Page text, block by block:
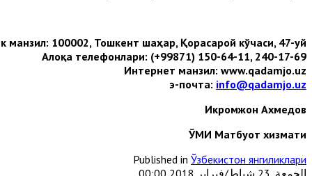
манзил: 100002, Тошкент шаҳар, Қорасарой кўчаси, 47-уй.
Алоқа телефонлари: (+99871) 150-64-11, 240-17-69
Интернет манзил: www.qadamjo.uz
э-почта: info@qadamjo.uz
Икромжон Ахмедов
ЎМИ Матбуот хизмати
Published in Ўзбекистон янгиликлари
الجمعة, 23 شباط/فبراير 2018 00:00